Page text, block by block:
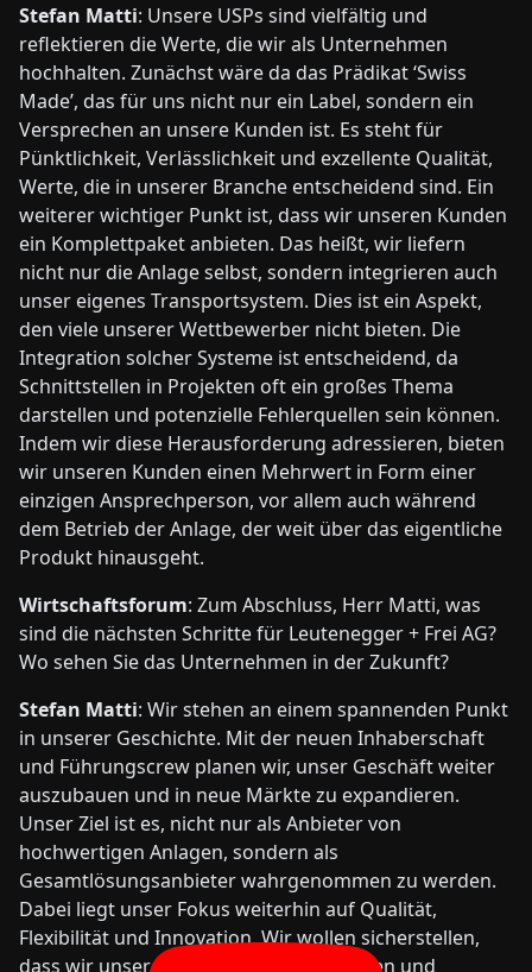
Stefan Matti: Unsere USPs sind vielfältig und
reflektieren die Werte, die wir als Unternehmen
hochhalten. Zunächst wäre da das Prädikat ‘Swiss
Made’, das für uns nicht nur ein Label, sondern ein
Versprechen an unsere Kunden ist. Es steht für
Pünktlichkeit, Verlässlichkeit und exzellente Qualität,
Werte, die in unserer Branche entscheidend sind. Ein
weiterer wichtiger Punkt ist, dass wir unseren Kunden
ein Komplettpaket anbieten. Das heißt, wir liefern
nicht nur die Anlage selbst, sondern integrieren auch
unser eigenes Transportsystem. Dies ist ein Aspekt,
den viele unserer Wettbewerber nicht bieten. Die
Integration solcher Systeme ist entscheidend, da
Schnittstellen in Projekten oft ein großes Thema
darstellen und potenzielle Fehlerquellen sein können.
Indem wir diese Herausforderung adressieren, bieten
wir unseren Kunden einen Mehrwert in Form einer
einzigen Ansprechperson, vor allem auch während
dem Betrieb der Anlage, der weit über das eigentliche
Produkt hinausgeht.
Wirtschaftsforum: Zum Abschluss, Herr Matti, was
sind die nächsten Schritte für Leutenegger + Frei AG?
Wo sehen Sie das Unternehmen in der Zukunft?
Stefan Matti: Wir stehen an einem spannenden Punkt
in unserer Geschichte. Mit der neuen Inhaberschaft
und Führungscrew planen wir, unser Geschäft weiter
auszubauen und in neue Märkte zu expandieren.
Unser Ziel ist es, nicht nur als Anbieter von
hochwertigen Anlagen, sondern als
Gesamtlösungsanbieter wahrgenommen zu werden.
Dabei liegt unser Fokus weiterhin auf Qualität,
Flexibilität und Innovation. Wir wollen sicherstellen,
dass wir unseren Kunden stets die besten und